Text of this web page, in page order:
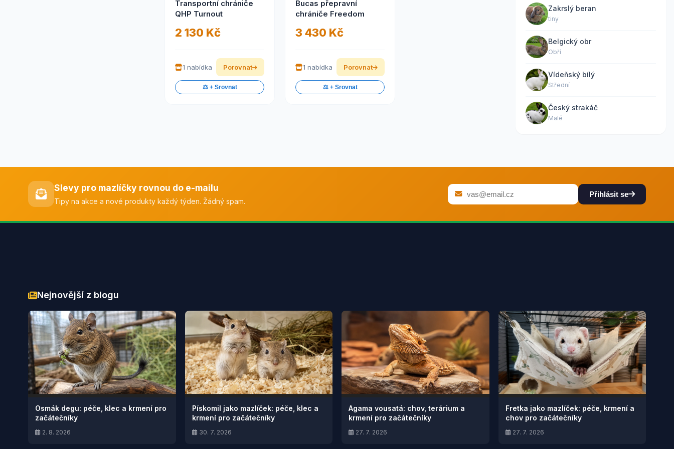
Transportní chrániče
QHP Turnout
2 130 Kč
1 nabídka Porovnat
⚖️ + Srovnat
Bucas přepravní
chrániče Freedom
3 430 Kč
1 nabídka Porovnat
⚖️ + Srovnat
Zakrslý beran
tiny
Belgický obr
Obří
Vídeňský bílý
Střední
Český strakáč
Malé
Slevy pro mazlíčky rovnou do e-mailu
Tipy na akce a nové produkty každý týden. Žádný spam.
Přihlásit se
Nejnovější z blogu
Osmák degu: péče, klec a krmení pro
začátečníky
2. 8. 2026
Pískomil jako mazlíček: péče, klec a
krmení pro začátečníky
30. 7. 2026
Agama vousatá: chov, terárium a
krmení pro začátečníky
27. 7. 2026
Fretka jako mazlíček: péče, krmení a
chov pro začátečníky
27. 7. 2026